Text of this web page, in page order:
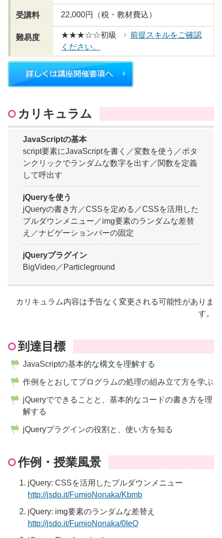
受講料 22,000円（税・教材費込）
難易度 ★★★☆☆初級
前提スキルをご確認
ください。
カリキュラム
JavaScriptの基本
script要素にJavaScriptを書く／変数を使う／ボタ
ンクリックでランダムな数字を出す／関数を定義
して呼出す
jQueryを使う
jQueryの書き方／CSSを定める／CSSを活用した
プルダウンメニュー／img要素のランダムな差替
え／ナビゲーションバーの固定
jQueryプラグイン
BigVideo／Particleground
カリキュラム内容は予告なく変更される可能性がありま
す。
到達目標
JavaScriptの基本的な構文を理解する
作例をとおしてプログラムの処理の組み立て方を学ぶ
jQueryでできることと、基本的なコードの書き方を理
解する
jQueryプラグインの役割と、使い方を知る
作例・授業風景
jQuery: CSSを活用したプルダウンメニュー
http://jsdo.it/FumioNonaka/Kbmb
jQuery: img要素のランダムな差替え
http://jsdo.it/FumioNonaka/0IeO